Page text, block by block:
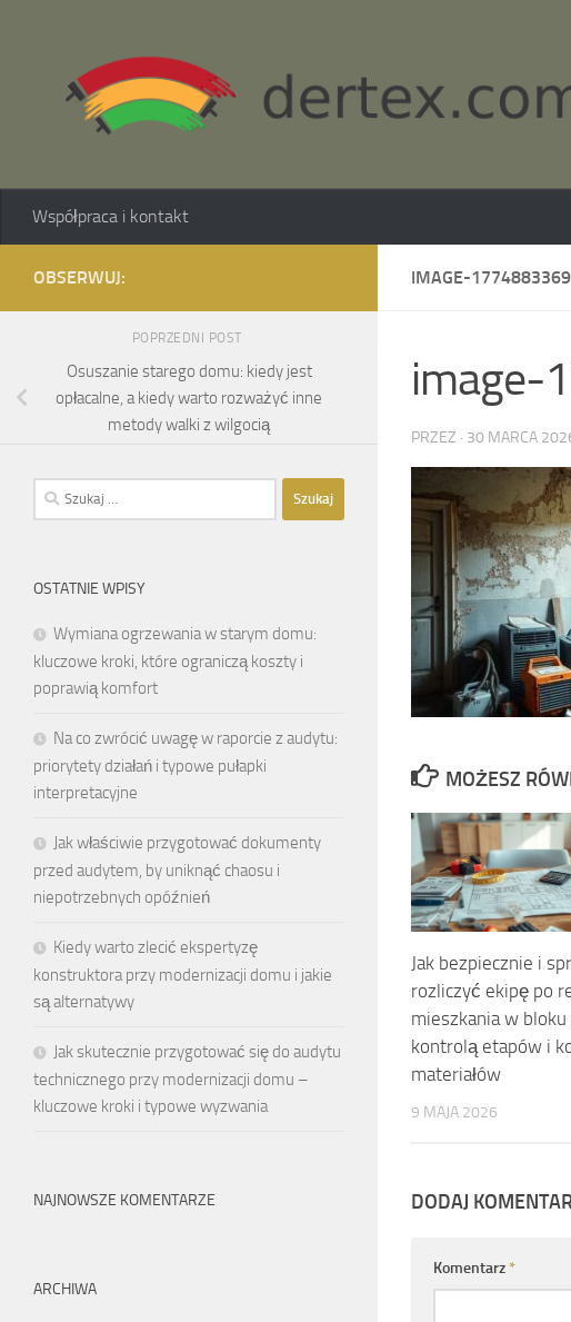
Współpraca i kontakt
IMAGE-
image-
PRZEZ · 30 MARCA
MOŻESZ
Jak bezpiecznie i
rozliczyć ekipę po
mieszkania w bloku
kontrolą etapów i
materiałów
9 MAJA 2026
DODAJ
Komentarz*
OBSERWUJ:
POPRZEDNI POST
Osuszanie starego domu: kiedy jest
opłacalne, a kiedy warto rozważyć inne
metody walki z wilgocią
Szukaj:
OSTATNIE WPISY
Wymiana ogrzewania w starym domu:
kluczowe kroki, które ograniczą koszty i
poprawią komfort
Na co zwrócić uwagę w raporcie z audytu:
priorytety działań i typowe pułapki
interpretacyjne
Jak właściwie przygotować dokumenty
przed audytem, by uniknąć chaosu i
niepotrzebnych opóźnień
Kiedy warto zlecić ekspertyzę
konstruktora przy modernizacji domu i jakie
są alternatywy
Jak skutecznie przygotować się do audytu
technicznego przy modernizacji domu –
kluczowe kroki i typowe wyzwania
NAJNOWSZE KOMENTARZE
ARCHIWA